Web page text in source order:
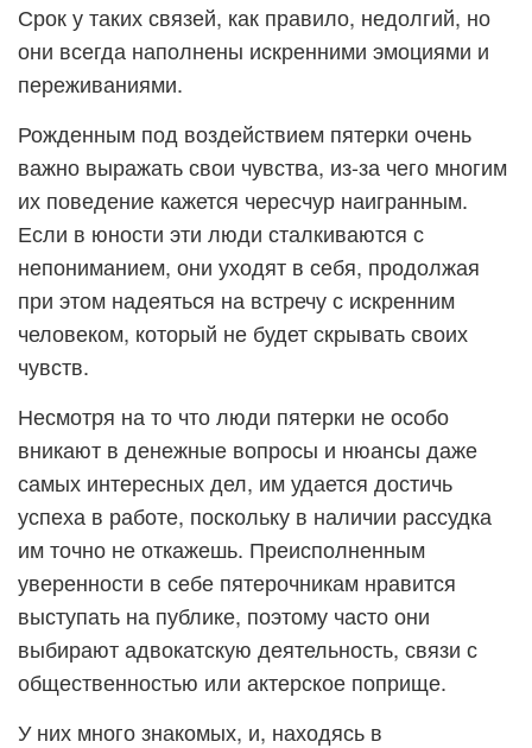
Срок у таких связей, как правило, недолгий, но
они всегда наполнены искренними эмоциями и
переживаниями.
Рожденным под воздействием пятерки очень
важно выражать свои чувства, из-за чего многим
их поведение кажется чересчур наигранным.
Если в юности эти люди сталкиваются с
непониманием, они уходят в себя, продолжая
при этом надеяться на встречу с искренним
человеком, который не будет скрывать своих
чувств.
Несмотря на то что люди пятерки не особо
вникают в денежные вопросы и нюансы даже
самых интересных дел, им удается достичь
успеха в работе, поскольку в наличии рассудка
им точно не откажешь. Преисполненным
уверенности в себе пятерочникам нравится
выступать на публике, поэтому часто они
выбирают адвокатскую деятельность, связи с
общественностью или актерское поприще.
У них много знакомых, и, находясь в